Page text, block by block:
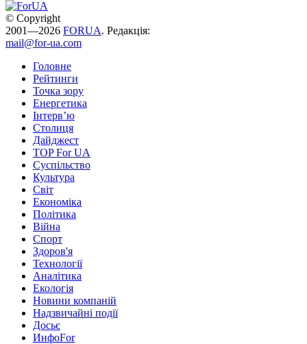
© Copyright
2001—2026 FORUA. Редакція:
mail@for-ua.com
Головне
Рейтинги
Точка зору
Енергетика
Інтерв’ю
Столиця
Дайджест
TOP For UA
Суспiльство
Культура
Світ
Економіка
Політика
Війна
Спорт
Здоров'я
Технології
Аналітика
Екологія
Новини компаній
Надзвичайні події
Досьє
ИнфоFor